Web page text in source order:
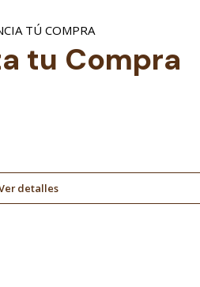
TÚ COMPRA
tu Compra
detalles